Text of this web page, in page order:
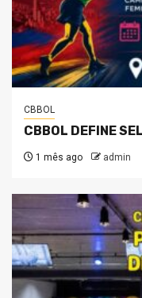
CBBOL
CBBOL DEFINE
1 mês ago admin